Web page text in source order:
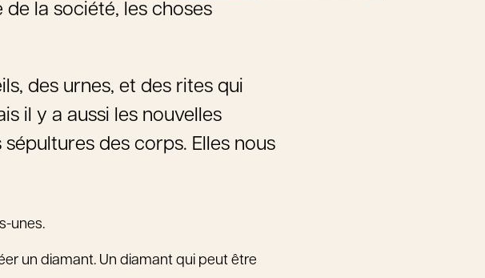
la société, les choses
des urnes, et des rites qui
il y a aussi les nouvelles
des corps. Elles nous
unes.
un diamant. Un diamant qui peut être